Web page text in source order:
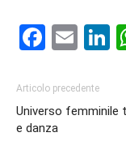
Articolo precedente
Universo femminile
e danza